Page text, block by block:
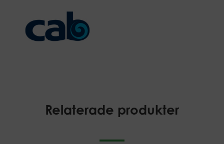
Relaterade produkter